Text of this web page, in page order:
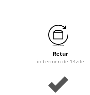
Retur
in termen de 14zile